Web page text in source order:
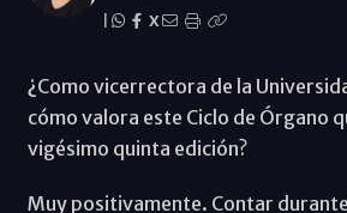
X
¿Como vicerrectora de la
cómo valora este Ciclo de Órgano
vigésimo quinta edición?
Muy positivamente. Contar